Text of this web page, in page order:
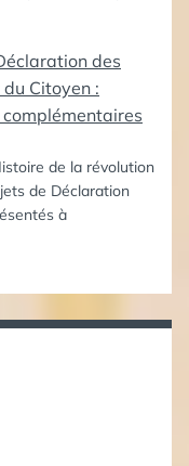
des
Citoyen :
de la révolution
de Déclaration
à